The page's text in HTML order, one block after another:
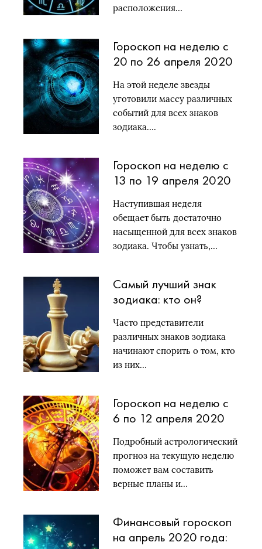
расположения…
Гороскоп на неделю с
20 по 26 апреля 2020
На этой неделе звезды
уготовили массу различных
событий для всех знаков
зодиака….
Гороскоп на неделю с
13 по 19 апреля 2020
Наступившая неделя
обещает быть достаточно
насыщенной для всех знаков
зодиака. Чтобы узнать,…
Самый лучший знак
зодиака: кто он?
Часто представители
различных знаков зодиака
начинают спорить о том, кто
из них…
Гороскоп на неделю с
6 по 12 апреля 2020
года: кто любимец
звезд?
Подробный астрологический
прогноз на текущую неделю
поможет вам составить
верные планы и…
Финансовый гороскоп
на апрель 2020 года: